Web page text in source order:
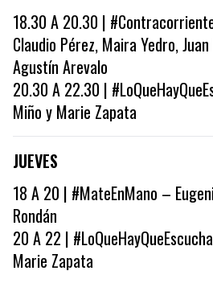
18.30 A 20.30 |
Claudio Pérez, Maira Yedro,
Agustín Arevalo
20.30 A 22.30 |
Miño y Marie Zapata
JUEVES
18 A 20 | #MateEnMano –
Rondán
20 A 22 |
Marie Zapata